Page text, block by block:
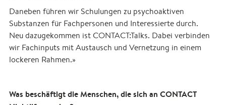
Daneben führen wir Schulungen zu psychoaktiven
Substanzen für Fachpersonen und Interessierte durch.
Neu dazugekommen ist CONTACT:Talks. Dabei verbinden
wir Fachinputs mit Austausch und Vernetzung in einem
lockeren Rahmen.»
Was beschäftigt die Menschen, die sich an CONTACT